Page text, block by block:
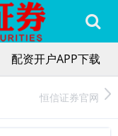
配资开户APP下载
恒信证券官网